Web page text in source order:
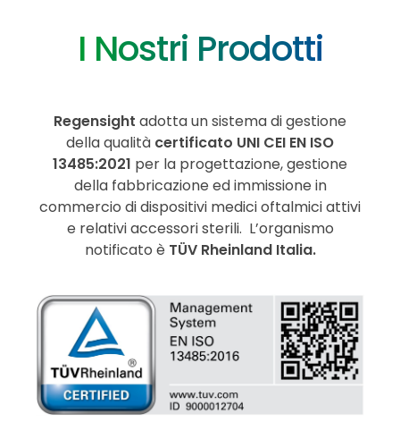
I Nostri Prodotti
Regensight adotta un sistema di gestione
della qualità certificato UNI CEI EN ISO
13485:2021 per la progettazione, gestione
della fabbricazione ed immissione in
commercio di dispositivi medici oftalmici attivi
e relativi accessori sterili. L’organismo
notificato è TÜVRheinland Italia.